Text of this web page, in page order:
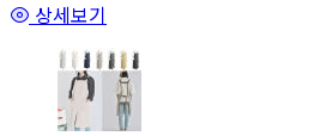
상세보기